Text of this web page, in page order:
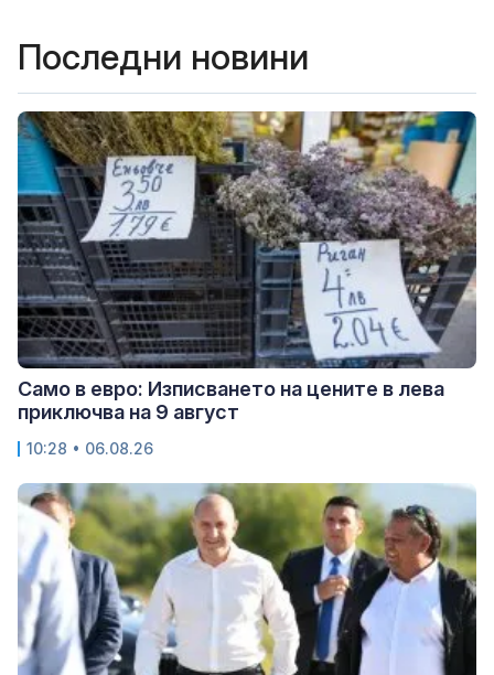
Последни новини
Само в евро: Изписването на цените в лева
приключва на 9 август
10:28 • 06.08.26